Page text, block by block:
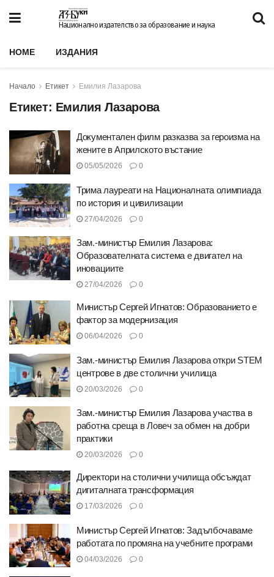
Национално издателство за образование и наука
HOME ИЗДАНИЯ
Начало Етикет Емилия Лазарова
Етикет: Емилия Лазарова
Документален филм разказва за героизма на
жените в Априлското въстание
05/05/2026 0
Трима лауреати на Националната олимпиада
по история и цивилизации
27/04/2026 0
Зам.-министър Емилия Лазарова:
Образователната система е двигател на
иновациите
27/04/2026 0
Министър Сергей Игнатов: Образованието е
фактор за модернизация
06/04/2026 0
Зам.-министър Емилия Лазарова откри STEM
центрове в две столични училища
20/03/2026 0
Зам.-министър Емилия Лазарова участва в
работна среща в Ловеч за обмен на добри
практики
20/03/2026 0
Директори на столични училища обсъждат
дигиталната трансформация
17/03/2026 0
Министър Сергей Игнатов: Задълбочаваме
работата по промяна на учебните програми
04/03/2026 0